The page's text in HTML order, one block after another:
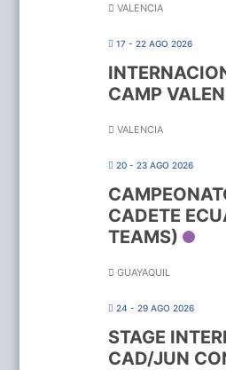
VALENCIA
17 - 22 AGO 2026
CAMP
VALENCIA
20 - 23 AGO 2026
CADETE
TEAMS)
GUAYAQUIL
24 - 29 AGO 2026
STAGE
CAD/JUN